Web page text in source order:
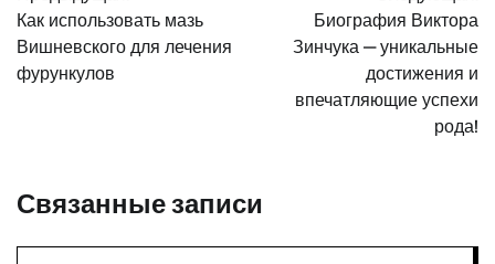
по
записям
Как использовать мазь
Вишневского для лечения
фурункулов
Биография Виктора
Зинчука — уникальные
достижения и
впечатляющие успехи
рода!
Связанные записи